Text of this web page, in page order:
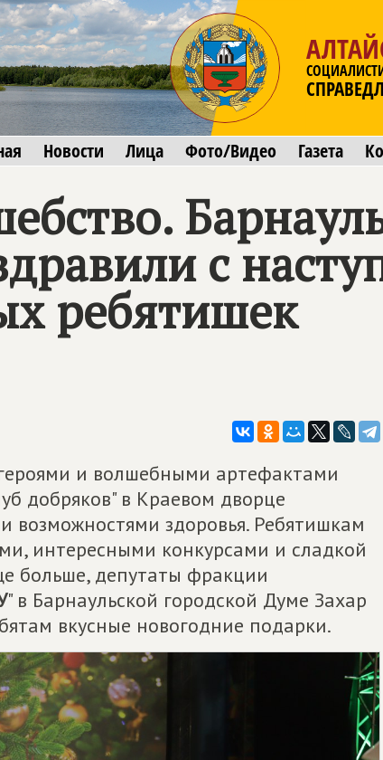
Новости Лица Фото/Видео Газета
с
ребятишек
и волшебными артефактами
добряков" в Краевом дворце
здоровья. Ребятишкам
интересными конкурсами и сладкой
больше, депутаты фракции
" в Барнаульской городской Думе Захар
вкусные новогодние подарки.